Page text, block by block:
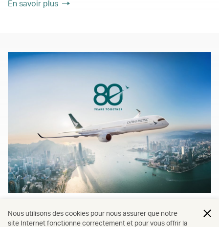
En savoir plus
80 ans ensemble
Nous utilisons des cookies pour nous assurer que notre
site Internet fonctionne correctement et pour vous offrir la